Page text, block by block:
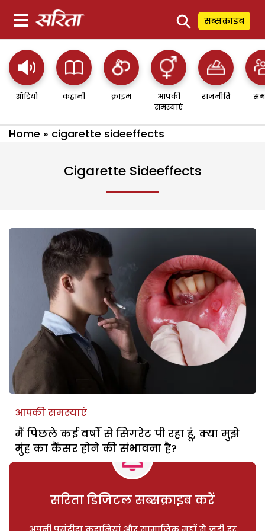
⚲ सब्सक्राइब
ऑडियो कहानी क्राइम
आपकी
समस्याएं
राजनीति
Home » cigarette sideeffects
Cigarette Sideeffects
आपकी समस्याएं
मैं पिछले कई वर्षों से सिगरेट पी रहा हूं, क्या मुझे
मुंह का कैंसर होने की संभावना है?
सरिता डिजिटल सब्सक्राइब करें